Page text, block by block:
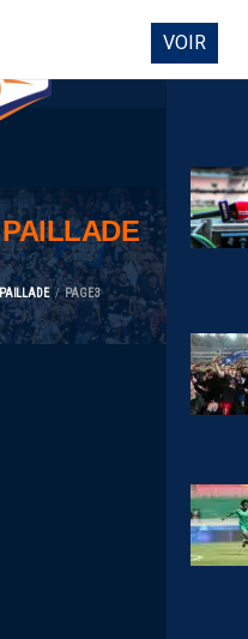
DIRECT
PAILLADE
PAILLADE PAGE 3
VOIR